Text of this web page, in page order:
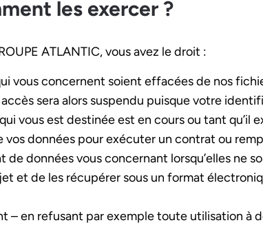
les exercer ?
ATLANTIC, vous avez le droit :
vous concernent soient effacées de nos
sera alors suspendu puisque votre
vous est destinée est en cours ou tant qu’il
données pour exécuter un contrat ou
données vous concernant lorsqu’elles ne
et de les récupérer sous un format
– en refusant par exemple toute utilisation à